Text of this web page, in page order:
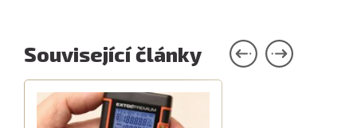
Související články